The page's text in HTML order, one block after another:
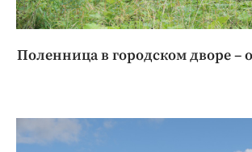
Поленница в городском дворе –